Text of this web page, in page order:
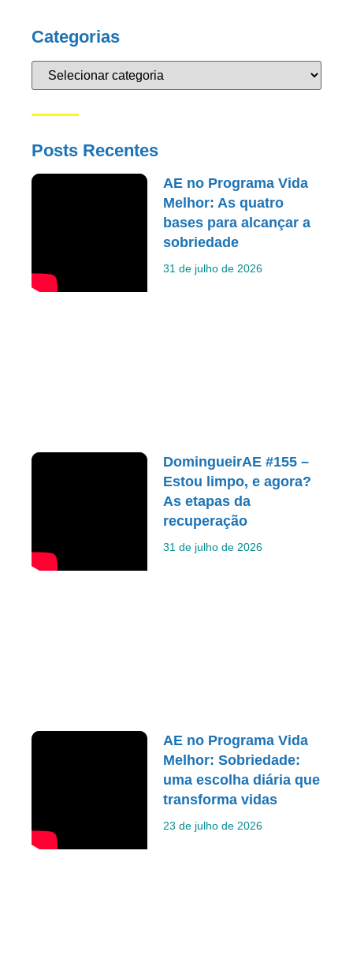
Categorias
Posts Recentes
AE no Programa Vida
Melhor: As quatro
bases para alcançar a
sobriedade
31 de julho de 2026
DomingueirAE #155 –
Estou limpo, e agora?
As etapas da
recuperação
31 de julho de 2026
AE no Programa Vida
Melhor: Sobriedade:
uma escolha diária que
transforma vidas
23 de julho de 2026